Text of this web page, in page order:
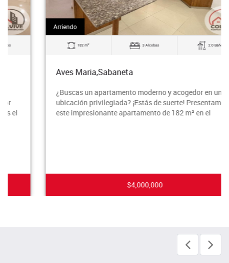
Arriendo
Aves Maria,Sabaneta
¿Buscas un apartamento moderno y acogedor en una
ubicación privilegiada? ¡Estás de suerte! Presentamos
este impresionante apartamento de 182 m² en el
$4,000,000